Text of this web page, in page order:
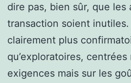
dire pas, bien sûr, que les
transaction soient
clairement plus
qu’exploratoires,
exigences mais sur les